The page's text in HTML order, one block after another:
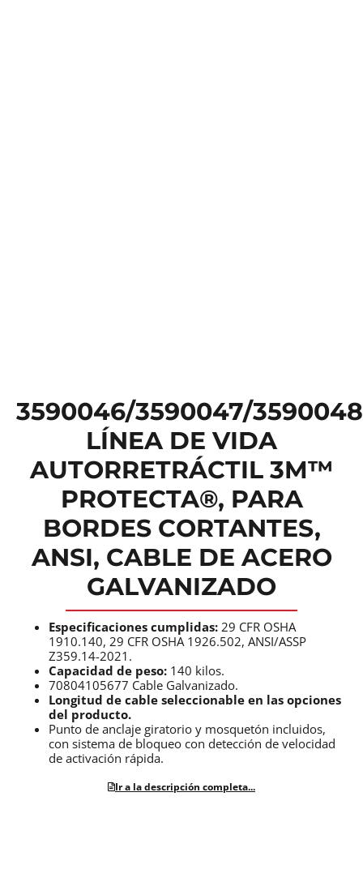
3590046/3590047/3590048
LÍNEA DE VIDA
AUTORRETRÁCTIL 3M™
PROTECTA®, PARA
BORDES CORTANTES,
ANSI, CABLE DE ACERO
GALVANIZADO
Especificaciones cumplidas: 29 CFR OSHA
1910.140, 29 CFR OSHA 1926.502, ANSI/ASSP
Z359.14-2021.
Capacidad de peso: 140 kilos.
70804105677 Cable Galvanizado.
Longitud de cable seleccionable en las opciones
del producto.
Punto de anclaje giratorio y mosquetón incluidos,
con sistema de bloqueo con detección de velocidad
de activación rápida.
Ir a la descripción completa...